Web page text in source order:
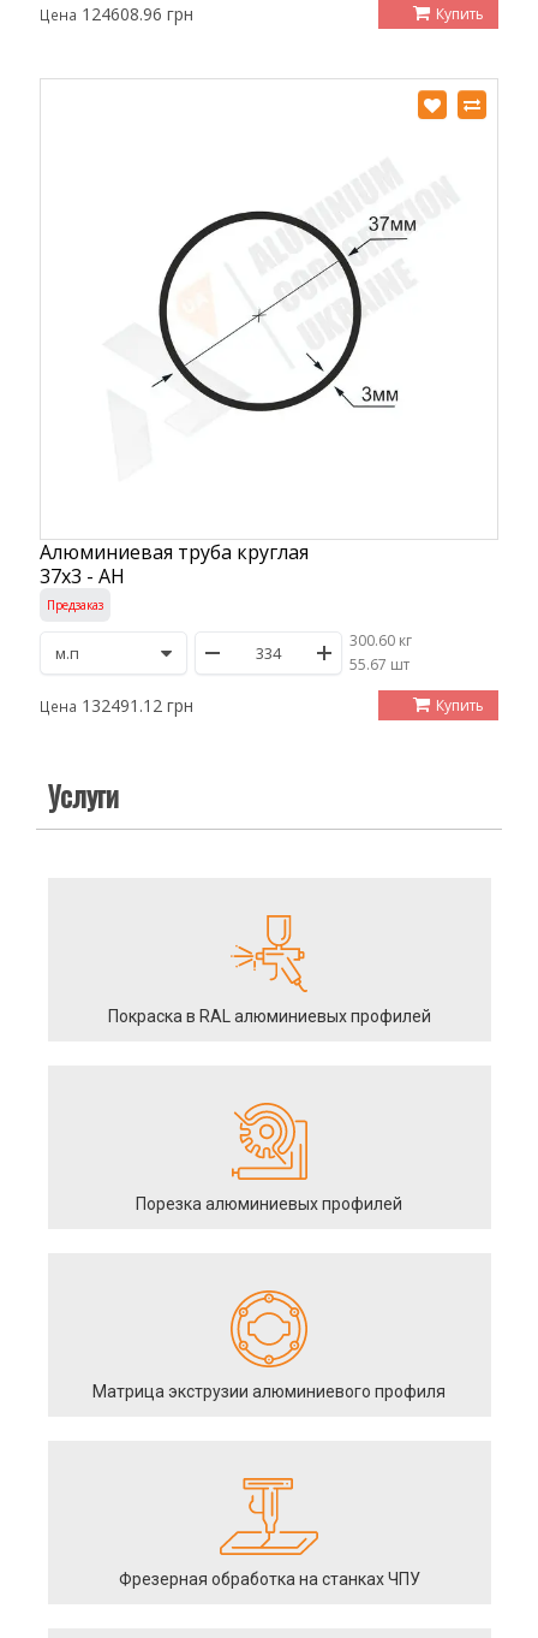
Цена 124608.96 грн Купить
Алюминиевая труба круглая
37х3 - АН
Предзаказ
300.60 кг
/55.67 шт
Цена 132491.12 грн Купить
Услуги
Покраска в RAL алюминиевых профилей
Порезка алюминиевых профилей
Матрица экструзии алюминиевого профиля
Фрезерная обработка на станках ЧПУ